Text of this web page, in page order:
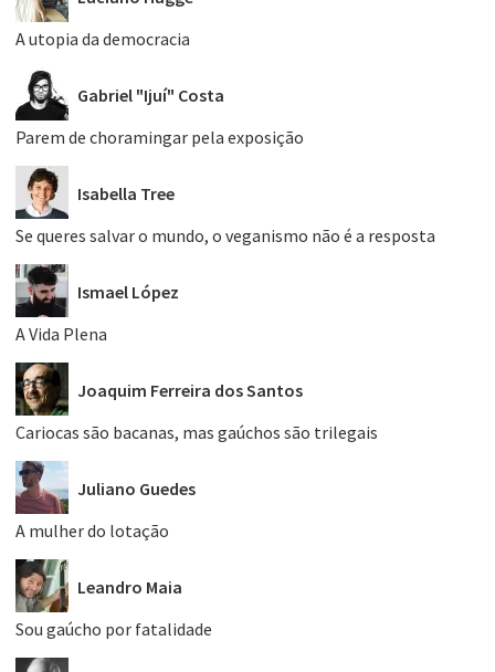
A utopia da democracia
Gabriel "Ijuí" Costa
Parem de choramingar pela exposição
Isabella Tree
Se queres salvar o mundo, o veganismo não é a resposta
Ismael López
A Vida Plena
Joaquim Ferreira dos Santos
Cariocas são bacanas, mas gaúchos são trilegais
Juliano Guedes
A mulher do lotação
Leandro Maia
Sou gaúcho por fatalidade